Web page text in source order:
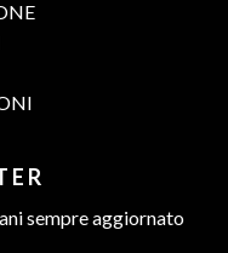
sempre aggiornato